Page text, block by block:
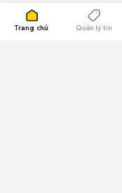
Trang chủ Quản lý tin